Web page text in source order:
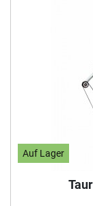
Auf Lager